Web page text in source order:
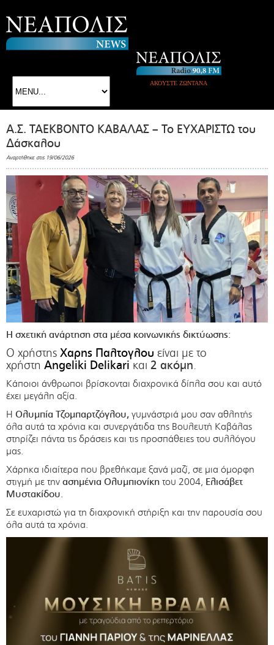
ΑΚΟΥΣΤΕ ΖΩΝΤΑΝΑ
Α.Σ. ΤΑΕΚΒΟΝΤΟ ΚΑΒΑΛΑΣ – Το ΕΥΧΑΡΙΣΤΩ του
Δάσκαλου
Αναρτήθηκε στις 19/06/2026
Η σχετική ανάρτηση στα μέσα κοινωνικής δικτύωσης:
Ο χρήστης Χαρης Παλτογλου είναι με το
χρήστη Angeliki Delikari και 2 ακόμη.
Κάποιοι άνθρωποι βρίσκονται διαχρονικά δίπλα σου και αυτό
έχει μεγάλη αξία.
Η Ολυμπία Τζομπαρτζόγλου, γυμνάστριά μου σαν αθλητής
όλα αυτά τα χρόνια και συνεργάτιδα της Βουλευτή Καβάλας
στηρίζει πάντα τις δράσεις και τις προσπάθειες του συλλόγου
μας.
Χάρηκα ιδιαίτερα που βρεθήκαμε ξανά μαζί, σε μια όμορφη
στιγμή με την ασημένια Ολυμπιονίκη του 2004, Ελισάβετ
Μυστακίδου.
Σε ευχαριστώ για τη διαχρονική στήριξη και την παρουσία σου
όλα αυτά τα χρόνια.